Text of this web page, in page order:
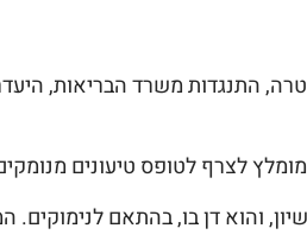
לצרף לטופס טיעונים
והוא דן בו, בהתאם